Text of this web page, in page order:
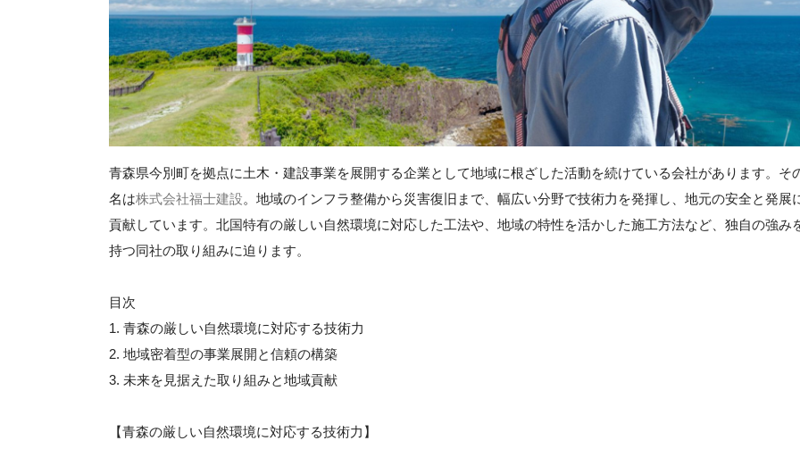
青森県今別町を拠点に土木・建設事業を展開する企業として地域に根ざした活動を続けている会社があります。そ
名は株式会社福士建設。地域のインフラ整備から災害復旧まで、幅広い分野で技術力を発揮し、地元の安全と発展
貢献しています。北国特有の厳しい自然環境に対応した工法や、地域の特性を活かした施工方法など、独自の強み
持つ同社の取り組みに迫ります。
目次
1. 青森の厳しい自然環境に対応する技術力
2. 地域密着型の事業展開と信頼の構築
3. 未来を見据えた取り組みと地域貢献
【青森の厳しい自然環境に対応する技術力】